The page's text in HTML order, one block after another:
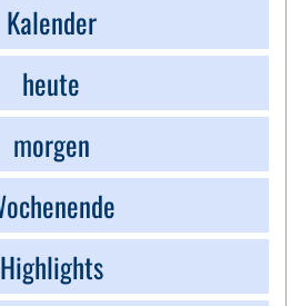
Kalender
heute
morgen
Highlights